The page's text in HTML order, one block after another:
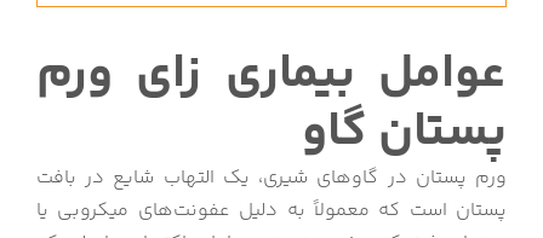
عوامل بیماری زای ورم
پستان گاو
ورم پستان در گاوهای شیری، یک التهاب شایع در بافت
پستان است که معمولاً به دلیل عفونت‌های میکروبی یا